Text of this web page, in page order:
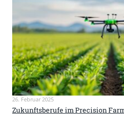
26. Februar 2025
Zukunftsberufe im Precision